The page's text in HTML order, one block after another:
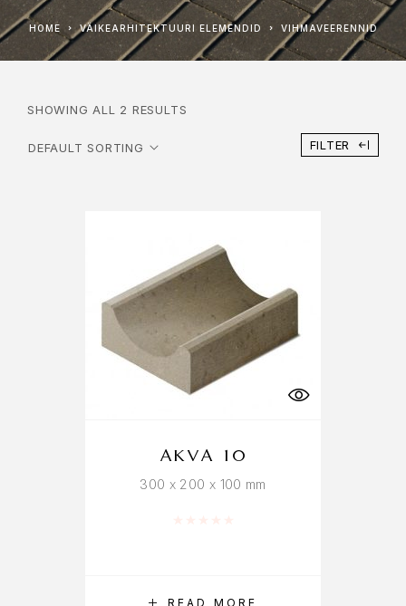
HOME VÄIKEARHITEKTUURI ELEMENDID VIHMAVEERENNID
SHOWING ALL 2 RESULTS
FILTER
READ MORE
AKVA 10
300 x 200 x 100 mm